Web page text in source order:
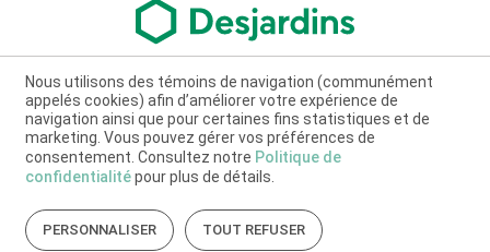
Nous utilisons des témoins de navigation (communément
appelés cookies) afin d’améliorer votre expérience de
navigation ainsi que pour certaines fins statistiques et de
marketing. Vous pouvez gérer vos préférences de
consentement. Consultez notre Politique de
confidentialitépour plus de détails.
PERSONNALISER TOUT REFUSER